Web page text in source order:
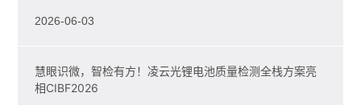
2026-06-03
慧眼识微，智检有方！凌云光锂电池质量检测全栈方案亮
相CIBF2026